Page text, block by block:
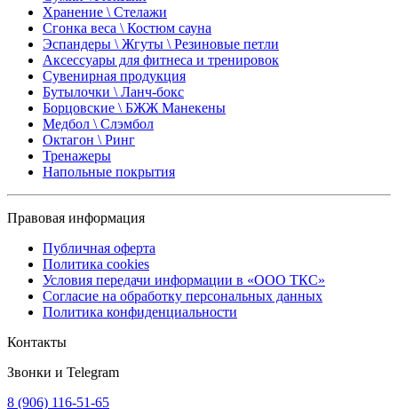
Хранение \ Стелажи
Сгонка веса \ Костюм сауна
Эспандеры \ Жгуты \ Резиновые петли
Аксессуары для фитнеса и тренировок
Сувенирная продукция
Бутылочки \ Ланч-бокс
Борцовские \ БЖЖ Манекены
Медбол \ Слэмбол
Октагон \ Ринг
Тренажеры
Напольные покрытия
Правовая информация
Публичная оферта
Политика cookies
Условия передачи информации в «ООО ТКС»
Согласие на обработку персональных данных
Политика конфиденциальности
Контакты
Звонки и Telegram
8 (906) 116-51-65